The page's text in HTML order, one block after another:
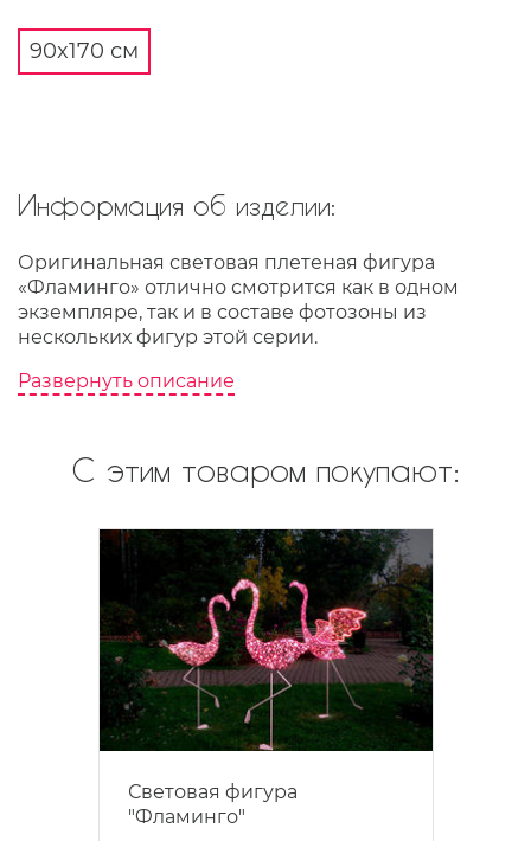
90x170 см
Информация об изделии:
Оригинальная световая плетеная фигура
«Фламинго» отлично смотрится как в одном
экземпляре, так и в составе фотозоны из
нескольких фигур этой серии.
Развернуть описание
С этим товаром покупают:
Световая фигура
"Фламинго"